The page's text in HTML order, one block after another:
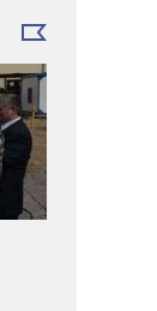
Выбрать